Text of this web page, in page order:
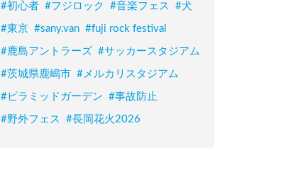
#初心者 #フジロック #音楽フェス #犬
#東京 #sany.van #fuji rock festival
#鹿島アントラーズ #サッカースタジアム
#茨城県鹿嶋市 #メルカリスタジアム
#ピラミッドガーデン #事故防止
#野外フェス #長岡花火2026